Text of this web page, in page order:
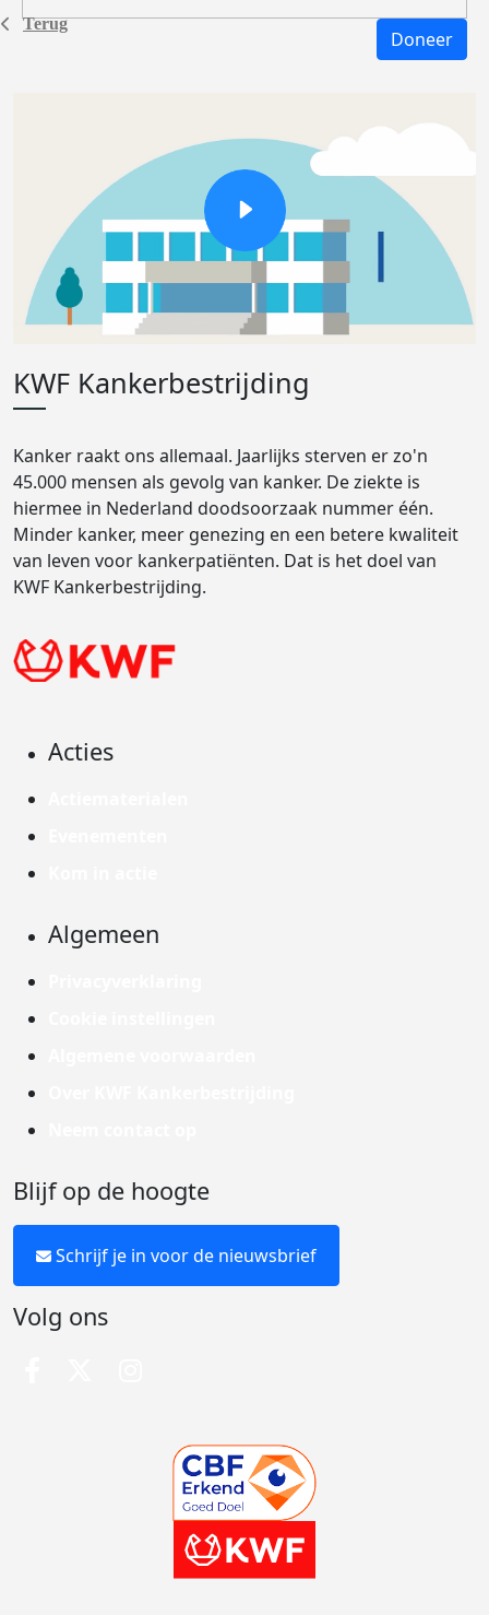
Terug
Doneer
KWF Kankerbestrijding
Kanker raakt ons allemaal. Jaarlijks sterven er zo'n
45.000 mensen als gevolg van kanker. De ziekte is
hiermee in Nederland doodsoorzaak nummer één.
Minder kanker, meer genezing en een betere kwaliteit
van leven voor kankerpatiënten. Dat is het doel van
KWF Kankerbestrijding.
Acties
Algemeen
Blijf op de hoogte
Schrijf je in voor de nieuwsbrief
Volg ons